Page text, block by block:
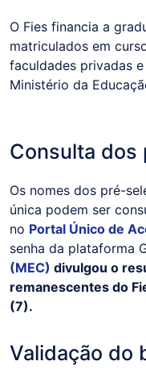
O Fies financia a
matriculados em
faculdades privadas
Ministério da
Consulta dos
Os nomes dos pré-
única podem ser
no Portal Único de
senha da plataforma
(MEC) divulgou o
remanescentes do
(7).
Validação do